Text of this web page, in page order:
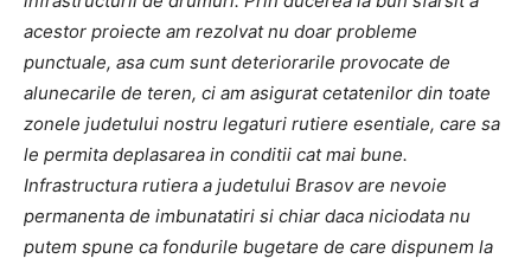
acestor proiecte am rezolvat nu doar probleme
punctuale, asa cum sunt deteriorarile provocate de
alunecarile de teren, ci am asigurat cetatenilor din toate
zonele judetului nostru legaturi rutiere esentiale, care sa
le permita deplasarea in conditii cat mai bune.
Infrastructura rutiera a judetului Brasov are nevoie
permanenta de imbunatatiri si chiar daca niciodata nu
putem spune ca fondurile bugetare de care dispunem la